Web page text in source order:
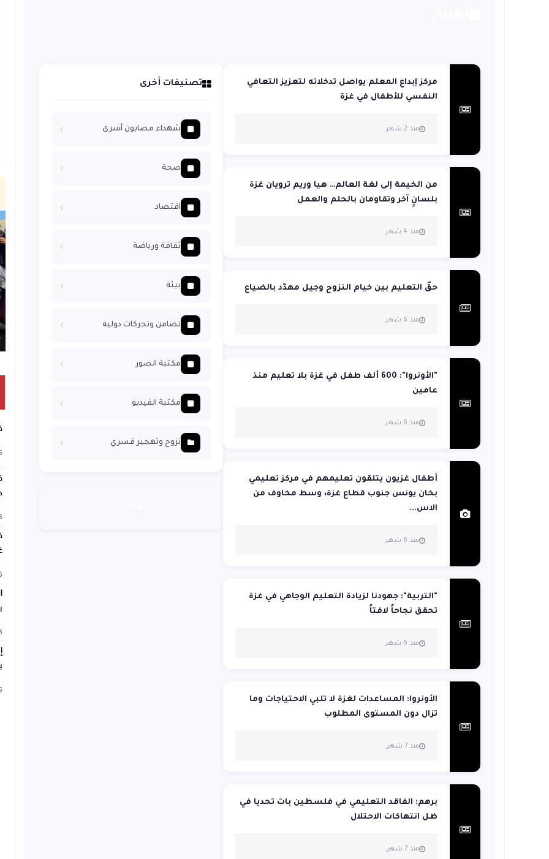
مركز إبداع المعلم يواصل تدخلاته لتعزيز التعافي
النفسي للأطفال في غزة
منذ 2 شهر
من الخيمة إلى لغة العالم… هيا وريم ترويان غزة
بلسانٍ آخر وتقاومان بالحلم والعمل
منذ 4 شهر
حقّ التعليم بين خيام النزوح وجيل مهدّد بالضياع
منذ 6 شهر
"الأونروا": 600 ألف طفل في غزة بلا تعليم منذ
عامين
منذ 6 شهر
أطفال غزيون يتلقون تعليمهم في مركز تعليمي
بخان يونس جنوب قطاع غزة، وسط مخاوف من
الاس...
منذ 6 شهر
"التربية": جهودنا لزيادة التعليم الوجاهي في غزة
تحقق نجاحاً لافتاً
منذ 6 شهر
الأونروا: المساعدات لغزة لا تلبي الاحتياجات وما
تزال دون المستوى المطلوب
منذ 7 شهر
برهم: الفاقد التعليمي في فلسطين بات تحديا في
ظل انتهاكات الاحتلال
منذ 7 شهر
تصنيفات أخرى
شهداء مصابون أسرى
صحة
اقتصاد
ثقافة ورياضة
بيئة
تضامن وتحركات دولية
مكتبة الصور
مكتبة الفيديو
نزوح وتهجير قسري
تكريم متفوقين